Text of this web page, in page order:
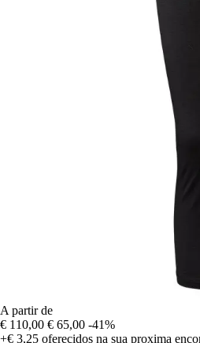
A partir de
€ 110,00 € 65,00 -41%
+€ 3,25 oferecidos na sua proxima